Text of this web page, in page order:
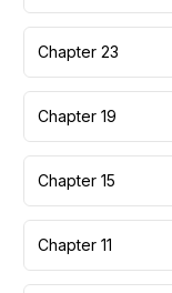
Chapter 23
Chapter 19
Chapter 15
Chapter 11